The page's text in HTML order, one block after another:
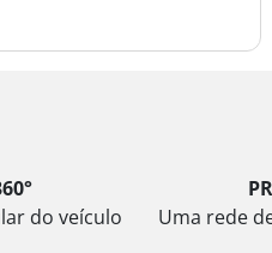
do veículo
Uma rede